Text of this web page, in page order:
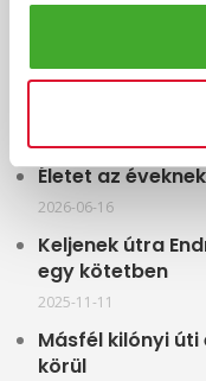
Életet az éveknek
2026-06-16
Keljenek útra
egy kötetben
2025-11-11
Másfél kilónyi
körül